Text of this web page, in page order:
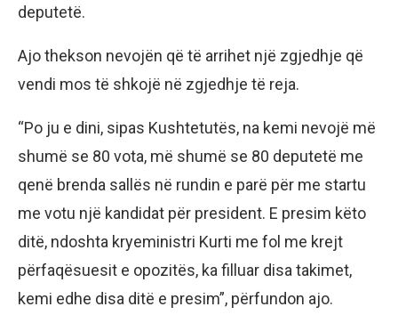
deputetë.
Ajo thekson nevojën që të arrihet një zgjedhje që
vendi mos të shkojë në zgjedhje të reja.
“Po ju e dini, sipas Kushtetutës, na kemi nevojë më
shumë se 80 vota, më shumë se 80 deputetë me
qenë brenda sallës në rundin e parë për me startu
me votu një kandidat për president. E presim këto
ditë, ndoshta kryeministri Kurti me fol me krejt
përfaqësuesit e opozitës, ka filluar disa takimet,
kemi edhe disa ditë e presim”, përfundon ajo.